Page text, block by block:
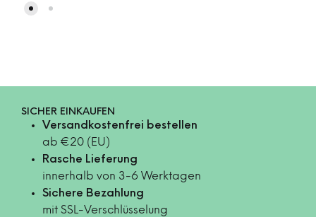
SICHER EINKAUFEN
Versandkostenfrei bestellen
ab €20 (EU)
Rasche Lieferung
innerhalb von 3-6 Werktagen
Sichere Bezahlung
mit SSL-Verschlüsselung